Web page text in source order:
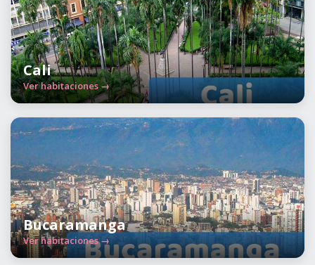
Cali
Ver habitaciones →
Bucaramanga
Ver habitaciones →